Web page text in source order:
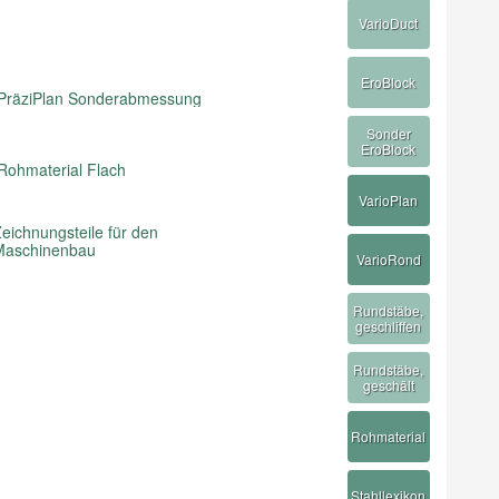
Sonderabmessung
Flach
für den
VarioDuct
EroBlock
Sonder
EroBlock
VarioPlan
VarioRond
Rundstäbe,
geschliffen
Rundstäbe,
geschält
Rohmaterial
Stahllexikon